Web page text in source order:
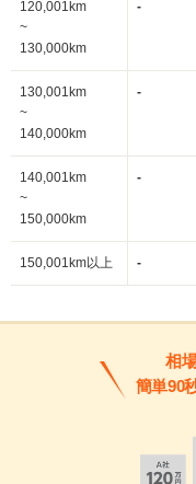
120,001km
~
130,000km
-
130,001km
~
140,000km
-
140,001km
~
150,000km
-
150,001km以上 -
相
簡単90